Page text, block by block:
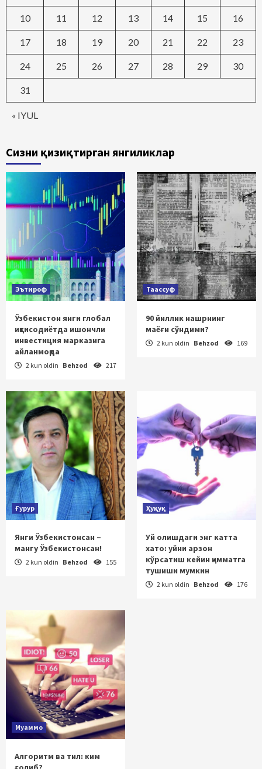
« IYUL
10 11 12 13 14 15 16
17 18 19 20 21 22 23
24 25 26 27 28 29 30
31
Сизни қизиқтирган янгиликлар
Эътироф
Ўзбекистон янги глобал
иқтисодиётда ишончли
инвестиция марказига
айланмоқда
2 kun oldin Behzod 217
Таассуф
90 йиллик нашрнинг
маёғи сўндими?
2 kun oldin Behzod 169
Ғурур
Янги Ўзбекистонсан –
мангу Ўзбекистонсан!
2 kun oldin Behzod 155
Ҳуқуқ
Уй олишдаги энг катта
хато: уйни арзон
кўрсатиш кейин қимматга
тушиши мумкин
2 kun oldin Behzod 176
Муаммо
Алгоритм ва тил: ким